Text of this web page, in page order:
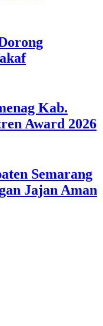
Kab.
Award 2026
Semarang
Jajan Aman